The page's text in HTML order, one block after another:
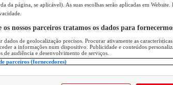
da página, se aplicável). As suas escolhas serão aplicadas em
os nossos parceiros tratamos os dados para
dados de geolocalização precisos. Procurar ativamente as
a informações num dispositivo. Publicidade e conteúdos
de audiência e desenvolvimento de serviços.
parceiros (fornecedores)